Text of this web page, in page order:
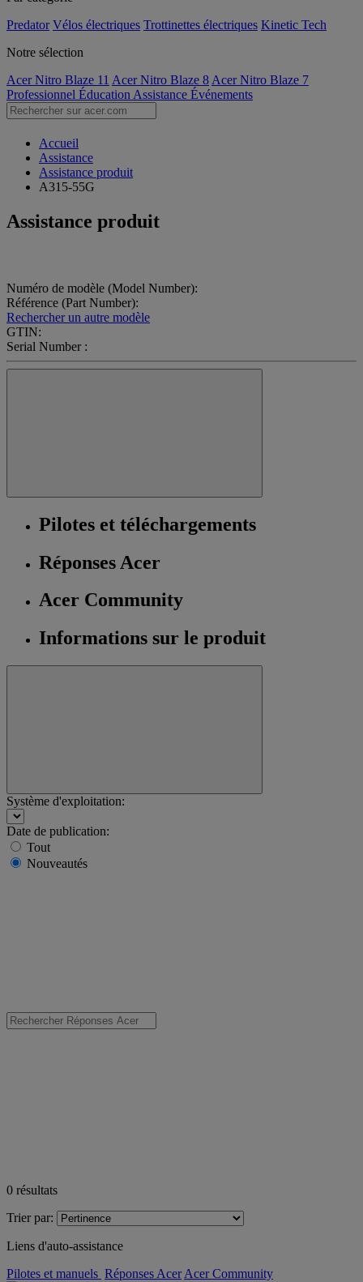
Predator Vélos électriques Trottinettes électriques Kinetic Tech
Notre sélection
Acer Nitro Blaze 11 Acer Nitro Blaze 8 Acer Nitro Blaze 7
Professionnel Éducation Assistance Événements
Accueil
Assistance
Assistance produit
A315-55G
Assistance produit
Numéro de modèle (Model Number):
Référence (Part Number):
Rechercher un autre modèle
GTIN:
Serial Number :
Pilotes et téléchargements
Réponses Acer
Acer Community
Informations sur le produit
Système d'exploitation:
Date de publication:
Tout
Nouveautés
0 résultats
Trier par:
Liens d'auto-assistance
Pilotes et manuels Réponses Acer Acer Community